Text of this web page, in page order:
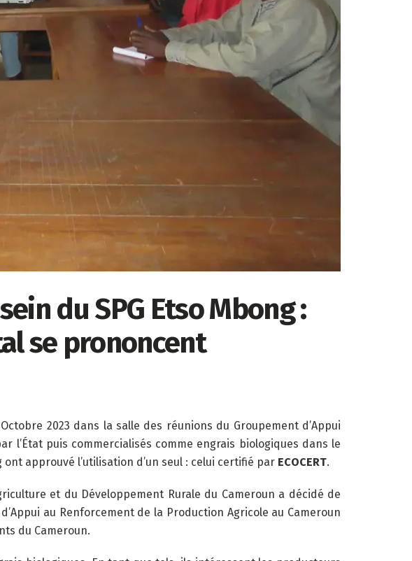
du SPG Etso Mbong :
se prononcent
2023 dans la salle des réunions du Groupement d’Appui
l’État puis commercialisés comme engrais biologiques dans le
approuvé l’utilisation d’un seul : celui certifié par ECOCERT.
et du Développement Rurale du Cameroun a décidé de
au Renforcement de la Production Agricole au Cameroun
du Cameroun.